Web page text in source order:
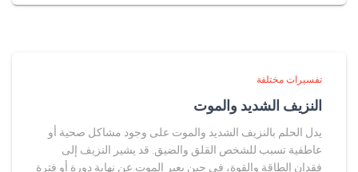
تفسيرات مختلفة
النزيف الشديد والموت
يدل الحلم بالنزيف الشديد والموت على وجود مشاكل صحية أو
عاطفية تسبب للشخص القلق والضيق. قد يشير النزيف إلى
فقدان الطاقة والقوة، في حين يعبر الموت عن نهاية دورة أو فترة